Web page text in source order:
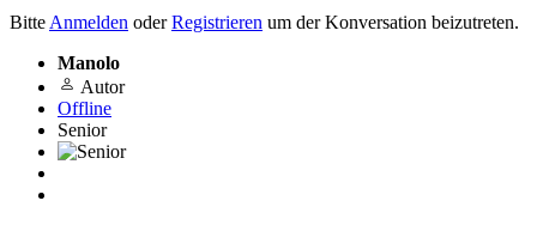
Bitte Anmelden oderRegistrieren um der Konversation beizutreten.
Manolo
Autor
Offline
Senior